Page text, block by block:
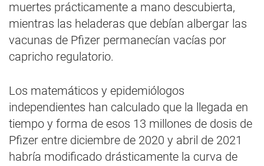
muertes prácticamente a mano descubierta,
mientras las heladeras que debían albergar las
vacunas de Pfizer permanecían vacías por
capricho regulatorio.
Los matemáticos y epidemiólogos
independientes han calculado que la llegada en
tiempo y forma de esos 13 millones de dosis de
Pfizer entre diciembre de 2020 y abril de 2021
habría modificado drásticamente la curva de